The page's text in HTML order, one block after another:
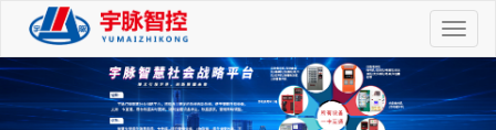
切
换
航